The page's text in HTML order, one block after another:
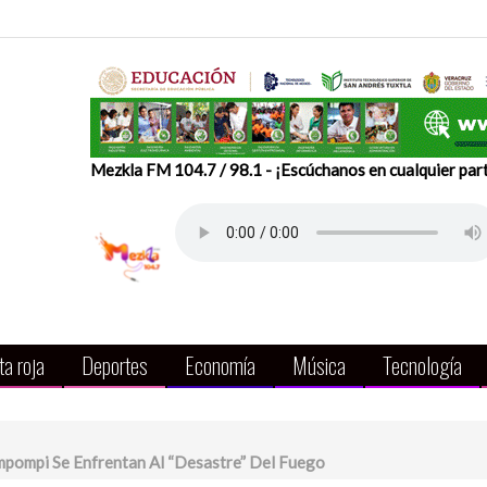
Mezkla FM 104.7 / 98.1 - ¡Escúchanos en cualquier
roja Deportes Economía Música Tecnología
Se Enfrentan Al “desastre” Del Fuego